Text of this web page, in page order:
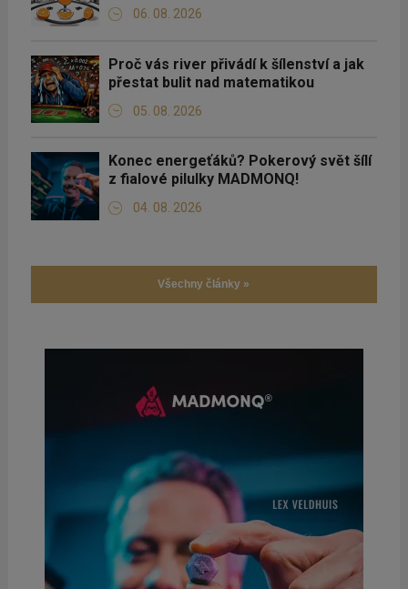
06. 08. 2026
Proč vás river přivádí k šílenství a jak
přestat bulit nad matematikou
05. 08. 2026
Konec energeťáků? Pokerový svět šílí
z fialové pilulky MADMONQ!
04. 08. 2026
Všechny články »